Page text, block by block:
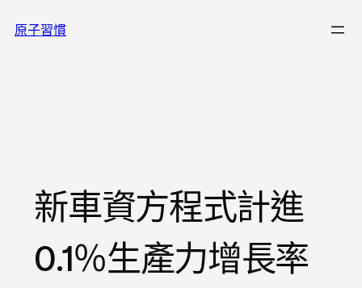
至原子習慣
新車資方程式計進
0.1％生產力增長率